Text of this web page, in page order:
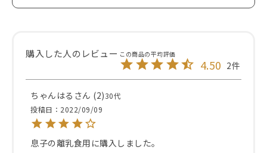
4.50 2
ちゃんはる 2 30代
投稿日
2022/09/09
息子の離乳食用に購入しました。